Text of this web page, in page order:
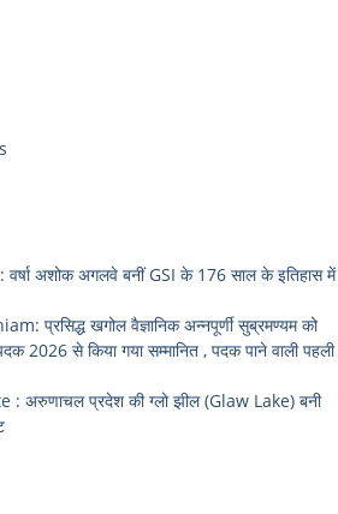
अशोक अगलवे बनीं GSI के 176 साल के इतिहास में
प्रसिद्ध खगोल वैज्ञानिक अन्नपूर्णी सुब्रमण्यम को
2026 से किया गया सम्मानित , पदक पाने वाली पहली
अरुणाचल प्रदेश की ग्लो झील (Glaw Lake) बनी